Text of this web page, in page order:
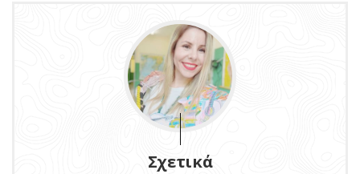
Σχετικά